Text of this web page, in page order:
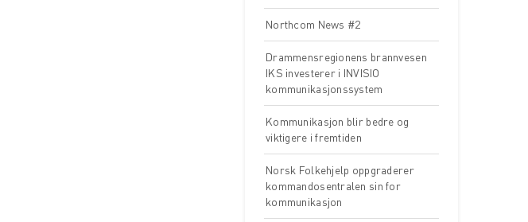
Northcom News #2
Drammensregionens brannvesen
IKS investerer i INVISIO
kommunikasjonssystem
Kommunikasjon blir bedre og
viktigere i fremtiden
Norsk Folkehjelp oppgraderer
kommandosentralen sin for
kommunikasjon